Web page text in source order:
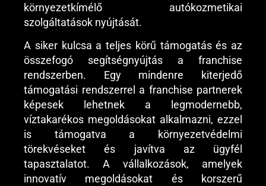
környezetkímélő autókozmetikai
szolgáltatások nyújtását.
A siker kulcsa a teljes körű támogatás és az
összefogó segítségnyújtás a franchise
rendszerben. Egy mindenre kiterjedő
támogatási rendszerrel a franchise partnerek
képesek lehetnek a legmodernebb,
víztakarékos megoldásokat alkalmazni, ezzel
is támogatva a környezetvédelmi
törekvéseket és javítva az ügyfél
tapasztalatot. A vállalkozások, amelyek
innovatív megoldásokat és korszerű